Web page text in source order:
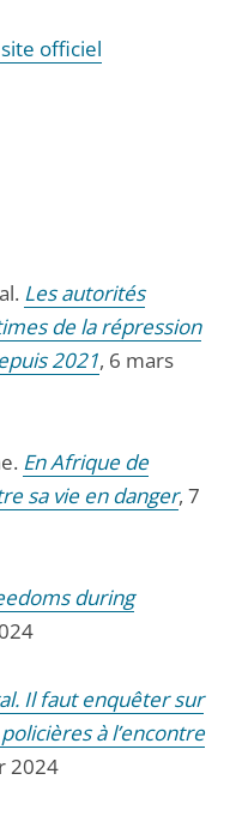
officiel
Les autorités
de la répression
2021, 6 mars
En Afrique de
sa vie en danger, 7
during
Il faut enquêter sur
à l’encontre
2024